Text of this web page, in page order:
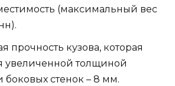
(максимальный вес
прочность кузова, которая
увеличенной толщиной
стенок – 8 мм.